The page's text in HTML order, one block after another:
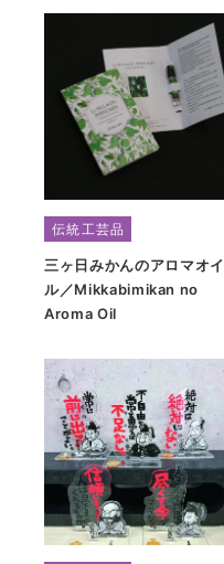
伝統工芸品
三ヶ日みかんのアロマオイ
ル／Mikkabimikan no
Aroma Oil